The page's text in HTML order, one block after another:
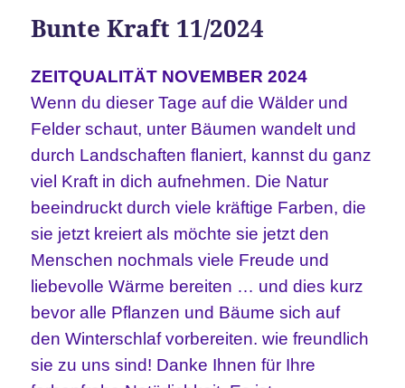
Bunte Kraft 11/2024
ZEITQUALITÄT NOVEMBER 2024
Wenn du dieser Tage auf die Wälder und
Felder schaut, unter Bäumen wandelt und
durch Landschaften flaniert, kannst du ganz
viel Kraft in dich aufnehmen. Die Natur
beeindruckt durch viele kräftige Farben, die
sie jetzt kreiert als möchte sie jetzt den
Menschen nochmals viele Freude und
liebevolle Wärme bereiten … und dies kurz
bevor alle Pflanzen und Bäume sich auf
den Winterschlaf vorbereiten. wie freundlich
sie zu uns sind! Danke Ihnen für Ihre